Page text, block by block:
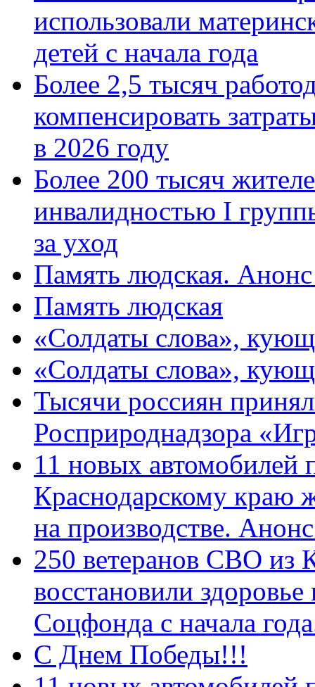
использовали
детей с начала года
Более 2,5 тысяч
компенсировать
в 2026 году
Более 200 тысяч
инвалидностью I
за уход
Память людская.
Память людская
«Солдаты слова»,
«Солдаты слова»,
Тысячи россиян
Росприроднадзора
11 новых автомобилей
Краснодарскому краю
на производстве.
250 ветеранов СВО из
восстановили
Соцфонда с начала
С Днем Победы!!!